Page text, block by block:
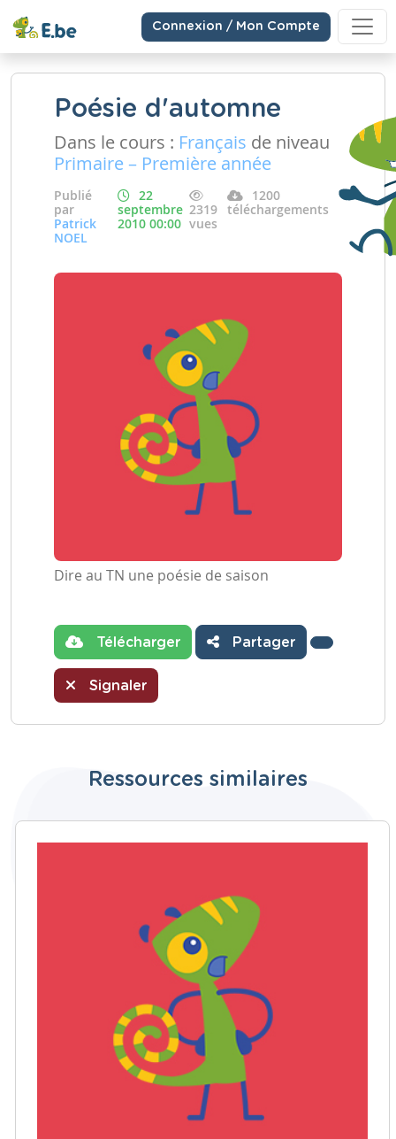
Connexion / Mon Compte
Poésie d'automne
Dans le cours : Français de niveau
Primaire – Première année
Publié
par
Patrick
NOEL
22
septembre
2010 00:00
2319
vues
1200
téléchargements
Dire au TN une poésie de saison
Télécharger Partager
Signaler
Ressources similaires